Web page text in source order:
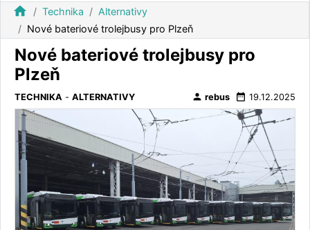
home Technika
Alternativy
Nové bateriové trolejbusy pro Plzeň
Nové bateriové trolejbusy pro
Plzeň
TECHNIKA - ALTERNATIVY person rebus date_range 19.12.2025